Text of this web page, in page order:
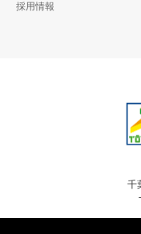
採用情報
千